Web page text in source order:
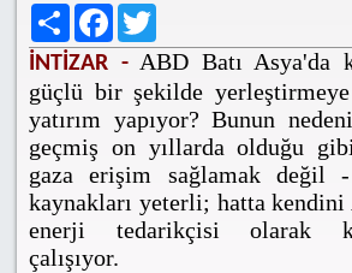
Share Facebook
İNTİZAR -ABD Batı Asya'da
güçlü bir şekilde
yatırım yapıyor? Bunun
geçmiş on yıllarda olduğu
gaza erişim sağlamak değil
kaynakları yeterli; hatta kendini
enerji tedarikçisi olarak
çalışıyor.